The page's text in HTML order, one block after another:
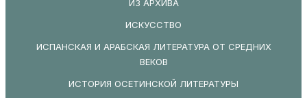
ИЗ АРХИВА
ИСКУССТВО
ИСПАНСКАЯ И АРАБСКАЯ ЛИТЕРАТУРА ОТ СРЕДНИХ
ВЕКОВ
ИСТОРИЯ ОСЕТИНСКОЙ ЛИТЕРАТУРЫ